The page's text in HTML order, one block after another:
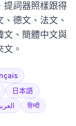
提詞器照樣跟得
、德文、法文、
文、簡體中文與
。
日本語
हिन्दी